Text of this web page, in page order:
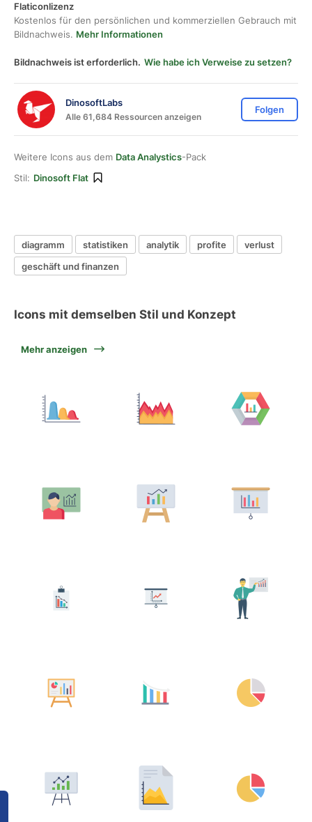
Flaticonlizenz
Kostenlos für den persönlichen und kommerziellen Gebrauch mit
Bildnachweis. Mehr Informationen
Bildnachweis ist erforderlich. Wie habe ich Verweise zu setzen?
DinosoftLabs
Alle 61,684 Ressourcen anzeigen
Folgen
Weitere Icons aus dem Data Analystics-Pack
Stil: Dinosoft Flat
diagramm statistiken analytik profite
verlust
geschäft und finanzen
Icons mit demselben Stil und Konzept
Mehr anzeigen